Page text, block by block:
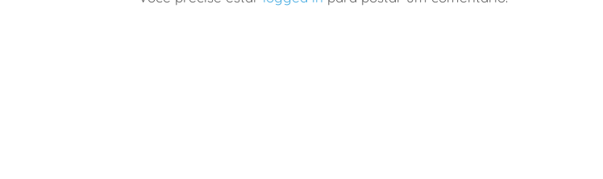
crianças